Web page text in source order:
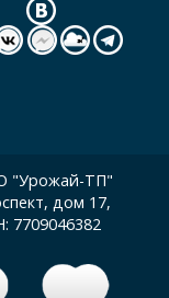
"Урожай-ТП"
дом 17,
7709046382